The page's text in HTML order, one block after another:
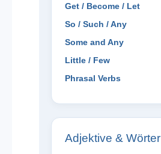
Get / Become / Let
So / Such / Any
Some and Any
Little / Few
Phrasal Verbs
Adjektive & Wörter